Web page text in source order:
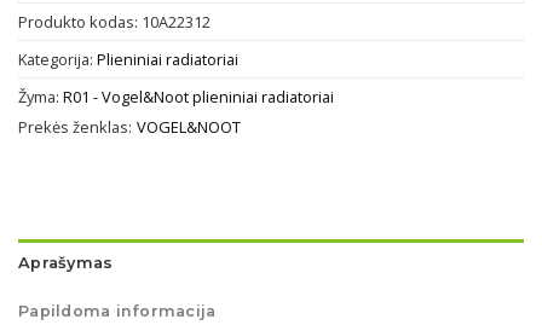
Produkto kodas: 10A22312
Kategorija: Plieniniai radiatoriai
Žyma: R01 - Vogel&Noot plieniniai radiatoriai
Prekės ženklas: VOGEL&NOOT
Aprašymas
Papildoma informacija